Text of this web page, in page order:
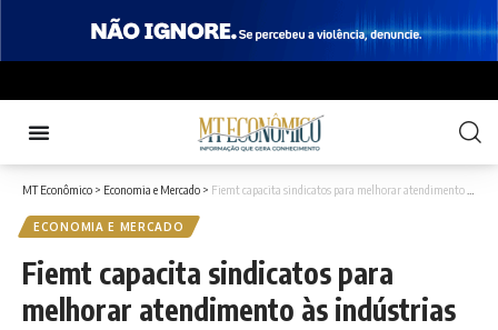
MT Econômico > Economia e Mercado > Fiemt capacita sindicatos para melhorar atendimento às indústrias
ECONOMIA E MERCADO
Fiemt capacita sindicatos para
melhorar atendimento às indústrias